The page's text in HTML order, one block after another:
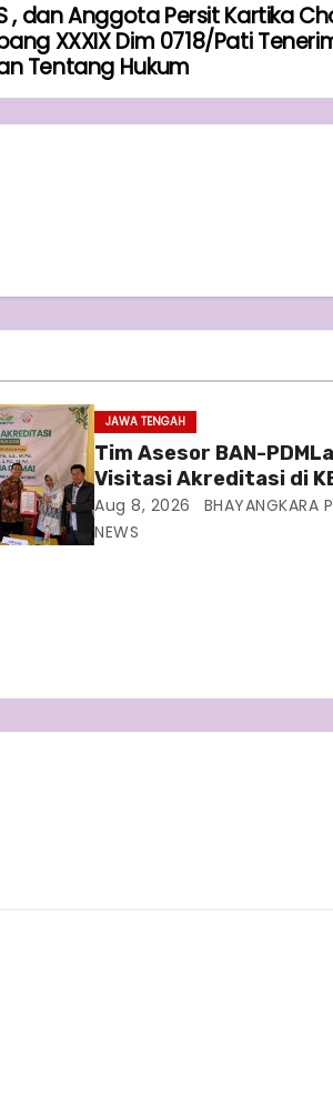
, dan Anggota Persit Kartika
XXXIX Dim 0718/Pati
Tentang Hukum
JAWA TENGAH
Tim Asesor BAN-
Visitasi Akreditasi di
Damai
Aug 8, 2026
BHAYANGKARA
NEWS